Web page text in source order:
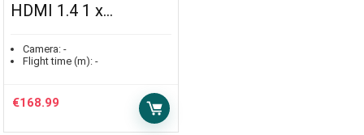
HDMI 1.4 1 x…
Camera: -
Flight time (m): -
€168.99